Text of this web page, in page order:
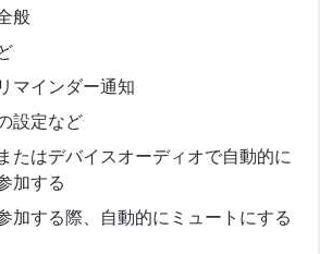
般
マインダー通知
設定など
たはデバイスオーディオで自動的に
加する
加する際、自動的にミュートにする